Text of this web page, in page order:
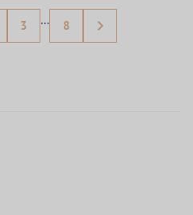
3 … 8